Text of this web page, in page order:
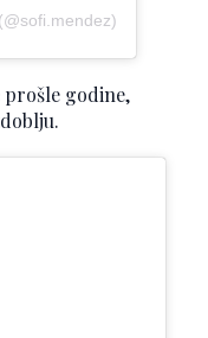
prošle godine,